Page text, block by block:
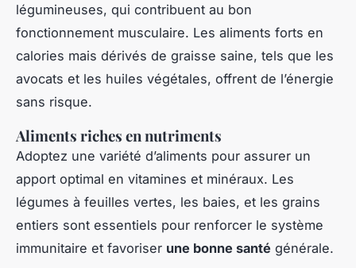
légumineuses, qui contribuent au bon
fonctionnement musculaire. Les aliments forts en
calories mais dérivés de graisse saine, tels que les
avocats et les huiles végétales, offrent de l’énergie
sans risque.
Aliments riches en nutriments
Adoptez une variété d’aliments pour assurer un
apport optimal en vitamines et minéraux. Les
légumes à feuilles vertes, les baies, et les grains
entiers sont essentiels pour renforcer le système
immunitaire et favoriser une bonne santé générale.